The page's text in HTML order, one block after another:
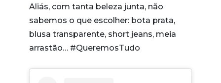
Aliás, com tanta beleza junta, não
sabemos o que escolher: bota prata,
blusa transparente, short jeans, meia
arrastão… #QueremosTudo